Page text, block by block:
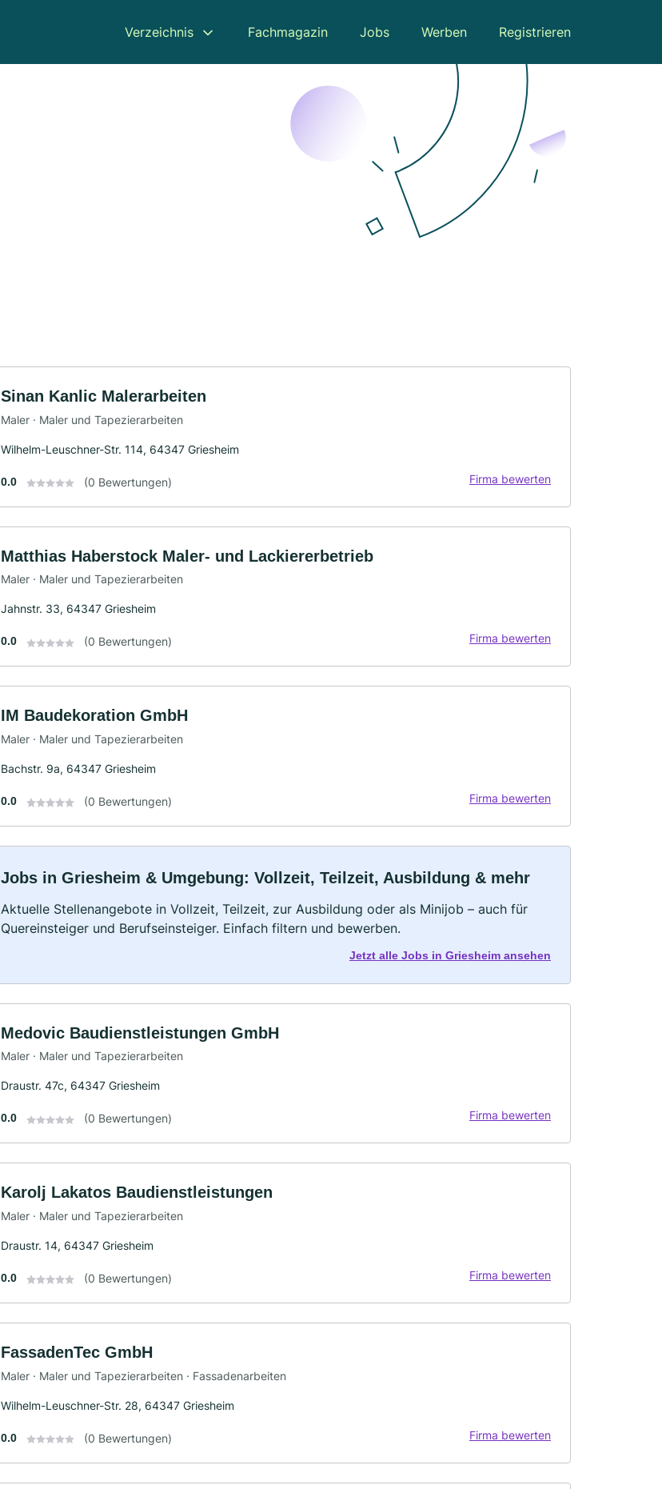
Verzeichnis Fachmagazin Jobs Werben Registrieren
Sinan Kanlic Malerarbeiten
Maler · Maler und Tapezierarbeiten
Wilhelm-Leuschner-Str. 114, 64347 Griesheim
0.0 (0 Bewertungen) Firma bewerten
Matthias Haberstock Maler- und Lackiererbetrieb
Maler · Maler und Tapezierarbeiten
Jahnstr. 33, 64347 Griesheim
0.0 (0 Bewertungen) Firma bewerten
IM Baudekoration GmbH
Maler · Maler und Tapezierarbeiten
Bachstr. 9a, 64347 Griesheim
0.0 (0 Bewertungen) Firma bewerten
Jobs in Griesheim & Umgebung: Vollzeit, Teilzeit, Ausbildung & mehr
Aktuelle Stellenangebote in Vollzeit, Teilzeit, zur Ausbildung oder als Minijob – auch für
Quereinsteiger und Berufseinsteiger. Einfach filtern und bewerben.
Jetzt alle Jobs in Griesheim ansehen
Medovic Baudienstleistungen GmbH
Maler · Maler und Tapezierarbeiten
Draustr. 47c, 64347 Griesheim
0.0 (0 Bewertungen) Firma bewerten
Karolj Lakatos Baudienstleistungen
Maler · Maler und Tapezierarbeiten
Draustr. 14, 64347 Griesheim
0.0 (0 Bewertungen) Firma bewerten
FassadenTec GmbH
Maler · Maler und Tapezierarbeiten · Fassadenarbeiten
Wilhelm-Leuschner-Str. 28, 64347 Griesheim
0.0 (0 Bewertungen) Firma bewerten